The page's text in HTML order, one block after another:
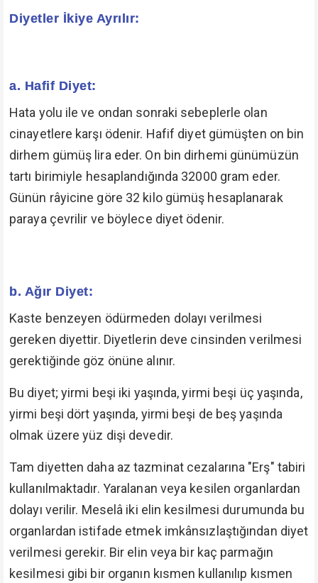
Diyetler İkiye Ayrılır:
a. Hafif Diyet:
Hata yolu ile ve ondan sonraki sebeplerle olan
cinayetlere karşı ödenir. Hafif diyet gümüşten on bin
dirhem gümüş lira eder. On bin dirhemi günümüzün
tartı birimiyle hesaplandığında 32000 gram eder.
Günün râyicine göre 32 kilo gümüş hesaplanarak
paraya çevrilir ve böylece diyet ödenir.
b. Ağır Diyet:
Kaste benzeyen ödürmeden dolayı verilmesi
gereken diyettir. Diyetlerin deve cinsinden verilmesi
gerektiğinde göz önüne alınır.
Bu diyet; yirmi beşi iki yaşında, yirmi beşi üç yaşında,
yirmi beşi dört yaşında, yirmi beşi de beş yaşında
olmak üzere yüz dişi devedir.
Tam diyetten daha az tazminat cezalarına "Erş" tabiri
kullanılmaktadır. Yaralanan veya kesilen organlardan
dolayı verilir. Meselâ iki elin kesilmesi durumunda bu
organlardan istifade etmek imkânsızlaştığından diyet
verilmesi gerekir. Bir elin veya bir kaç parmağın
kesilmesi gibi bir organın kısmen kullanılıp kısmen